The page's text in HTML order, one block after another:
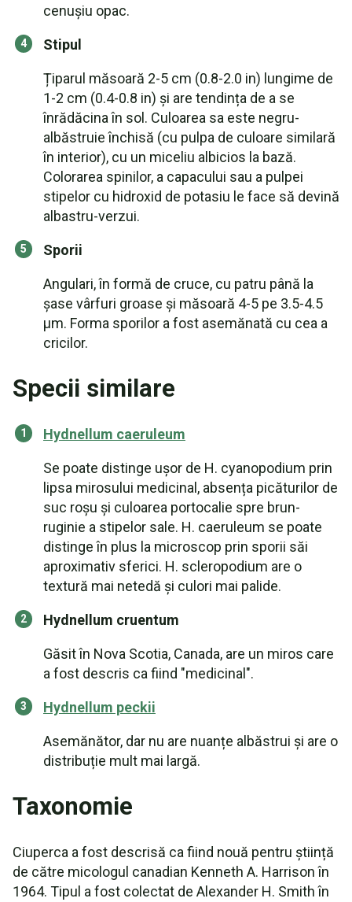
cenușiu opac.
Stipul
Țiparul măsoară 2-5 cm (0.8-2.0 in) lungime de
1-2 cm (0.4-0.8 in) și are tendința de a se
înrădăcina în sol. Culoarea sa este negru-
albăstruie închisă (cu pulpa de culoare similară
în interior), cu un miceliu albicios la bază.
Colorarea spinilor, a capacului sau a pulpei
stipelor cu hidroxid de potasiu le face să devină
albastru-verzui.
Sporii
Angulari, în formă de cruce, cu patru până la
șase vârfuri groase și măsoară 4-5 pe 3.5-4.5
µm. Forma sporilor a fost asemănată cu cea a
cricilor.
Specii similare
Hydnellum caeruleum
Se poate distinge ușor de H. cyanopodium prin
lipsa mirosului medicinal, absența picăturilor de
suc roșu și culoarea portocalie spre brun-
ruginie a stipelor sale. H. caeruleum se poate
distinge în plus la microscop prin sporii săi
aproximativ sferici. H. scleropodium are o
textură mai netedă și culori mai palide.
Hydnellum cruentum
Găsit în Nova Scotia, Canada, are un miros care
a fost descris ca fiind "medicinal".
Hydnellum peckii
Asemănător, dar nu are nuanțe albăstrui și are o
distribuție mult mai largă.
Taxonomie
Ciuperca a fost descrisă ca fiind nouă pentru știință
de către micologul canadian Kenneth A. Harrison în
1964. Tipul a fost colectat de Alexander H. Smith în